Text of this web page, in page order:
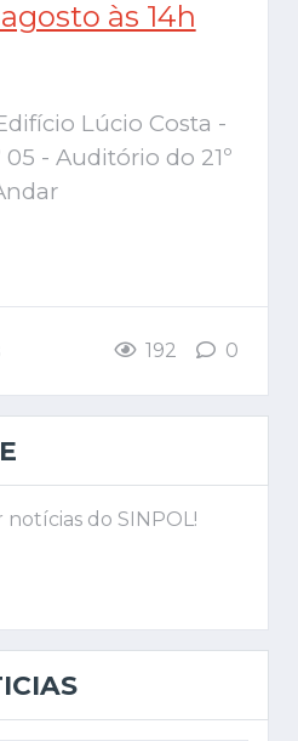
às 14h
Lúcio Costa -
- Auditório do 21º
192 0
do SINPOL!